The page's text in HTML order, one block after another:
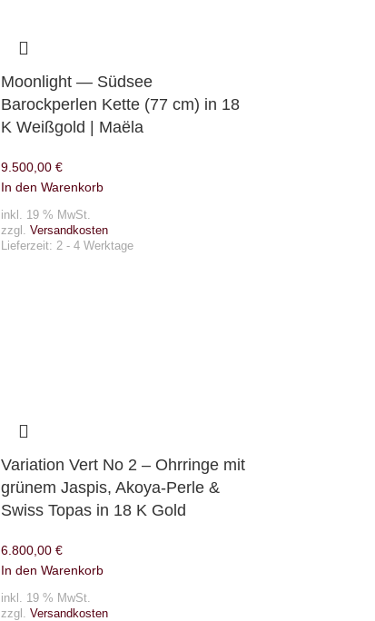
Moonlight — Südsee
Barockperlen Kette (77 cm) in 18
K Weißgold | Maëla
9.500,00 €
In den Warenkorb
inkl. 19 % MwSt.
zzgl. Versandkosten
Lieferzeit: 2 - 4 Werktage
Variation Vert No 2 – Ohrringe mit
grünem Jaspis, Akoya-Perle &
Swiss Topas in 18 K Gold
6.800,00 €
In den Warenkorb
inkl. 19 % MwSt.
zzgl. Versandkosten